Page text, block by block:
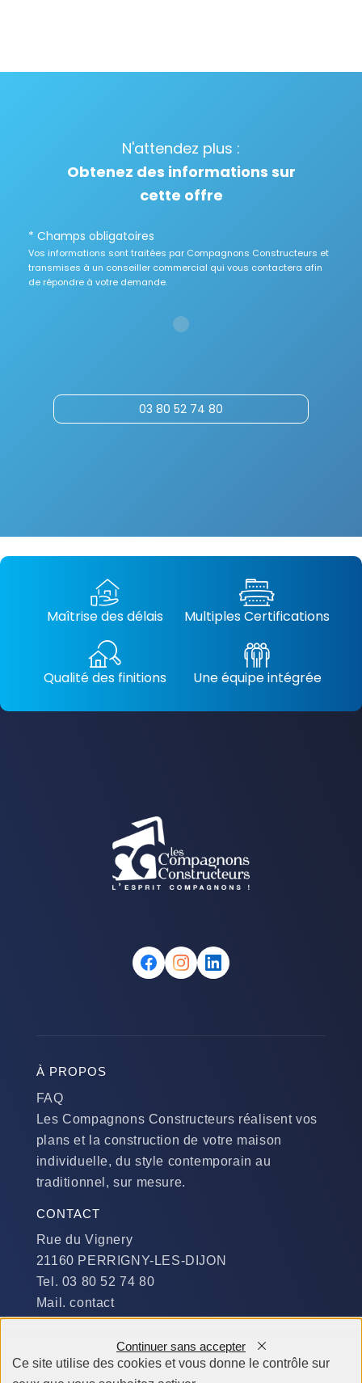
N'attendez plus :
Obtenez des informations sur
cette offre
* Champs obligatoires
Vos informations sont traitées par Compagnons Constructeurs et
transmises à un conseiller commercial qui vous contactera afin
de répondre à votre demande.
03 80 52 74 80
Maîtrise des délais Multiples Certifications
Qualité des finitions Une équipe intégrée
À PROPOS
FAQ
Les Compagnons Constructeurs réalisent vos
plans et la construction de votre maison
individuelle, du style contemporain au
traditionnel, sur mesure.
CONTACT
Rue du Vignery
21160 PERRIGNY-LES-DIJON
Tel. 03 80 52 74 80
Mail. contact
Du Lundi au Jeudi :
Ce site utilise des cookies et vous donne le contrôle sur
Continuer sans accepter